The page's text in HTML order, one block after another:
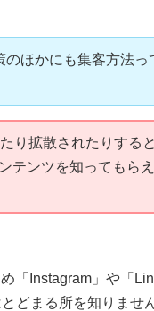
のほかにも集客方法っ
り拡散されたりする
テンツを知ってもら
め「Instagram」や「
どまる所を知りませ